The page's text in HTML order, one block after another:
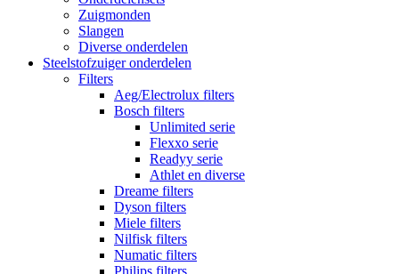
Zuigmonden
Slangen
Diverse onderdelen
Steelstofzuiger onderdelen
Filters
Aeg/Electrolux filters
Bosch filters
Unlimited serie
Flexxo serie
Readyy serie
Athlet en diverse
Dreame filters
Dyson filters
Miele filters
Nilfisk filters
Numatic filters
Philips filters